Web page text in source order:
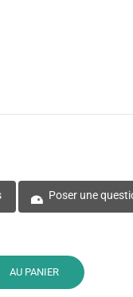
Poser une
AU PANIER